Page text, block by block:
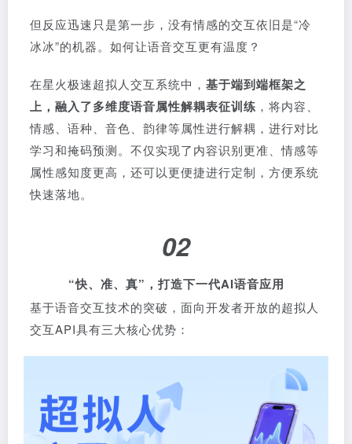
但反应迅速只是第一步，没有情感的交互依旧是“冷
冰冰”的机器。如何让语音交互更有温度？
在星火极速超拟人交互系统中， 基于端到端框架之
上，融入了多维度语音属性解耦表征训练 ，将内容、
情感、语种、音色、韵律等属性进行解耦，进行对比
学习和掩码预测。不仅实现了内容识别更准、情感等
属性感知度更高，还可以更便捷进行定制，方便系统
快速落地。
02
“快、准、真”，打造下一代AI语音应用
基于语音交互技术的突破，面向开发者开放的超拟人
交互API具有三大核心优势：